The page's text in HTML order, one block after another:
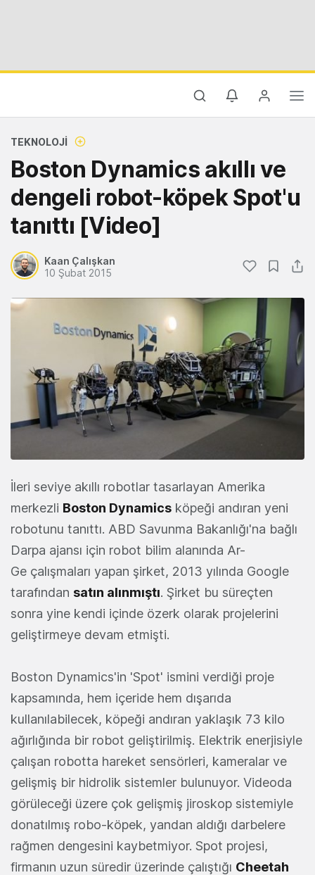
TEKNOLOJI
Boston Dynamics akıllı ve
dengeli robot-köpek Spot'u
tanıttı [Video]
Kaan Çalışkan
10 Şubat 2015
İleri seviye akıllı robotlar tasarlayan Amerika
merkezli Boston Dynamics köpeği andıran yeni
robotunu tanıttı. ABD Savunma Bakanlığı'na bağlı
Darpa ajansı için robot bilim alanında Ar-
Ge çalışmaları yapan şirket, 2013 yılında Google
tarafından satın alınmıştı. Şirket bu süreçten
sonra yine kendi içinde özerk olarak projelerini
geliştirmeye devam etmişti.
Boston Dynamics'in 'Spot' ismini verdiği proje
kapsamında, hem içeride hem dışarıda
kullanılabilecek, köpeği andıran yaklaşık 73 kilo
ağırlığında bir robot geliştirilmiş. Elektrik enerjisiyle
çalışan robotta hareket sensörleri, kameralar ve
gelişmiş bir hidrolik sistemler bulunuyor. Videoda
görüleceği üzere çok gelişmiş jiroskop sistemiyle
donatılmış robo-köpek, yandan aldığı darbelere
rağmen dengesini kaybetmiyor. Spot projesi,
firmanın uzun süredir üzerinde çalıştığı Cheetah